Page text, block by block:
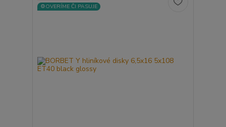
⚙️OVERÍME ČI PASUJE